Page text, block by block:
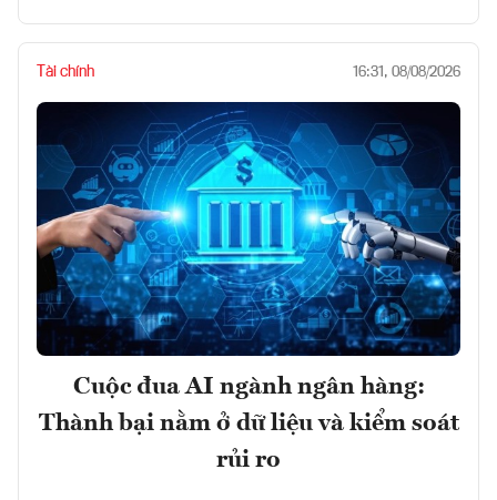
Tài chính 16:31, 08/08/2026
Cuộc đua AI ngành ngân hàng:
Thành bại nằm ở dữ liệu và kiểm soát
rủi ro